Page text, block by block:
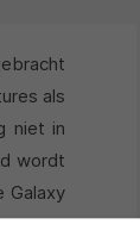
als
niet in
wordt
Galaxy
wat